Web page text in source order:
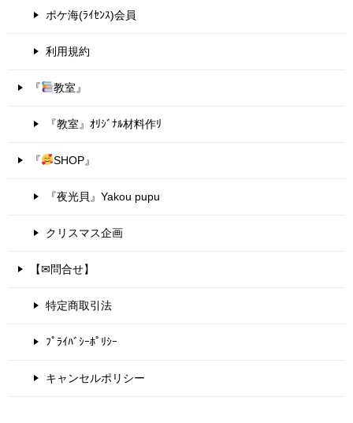
ポケ海(ﾗｲｾﾝｽ)会員
利用規約
『 教室』
『教室』ｵﾘｼﾞﾅﾙ材料作ﾘ
『 SHOP』
『夜光貝』Yakou pupu
クリスマス企画
【✉問合せ】
特定商取引法
ﾌﾟﾗｲﾊﾞｼｰﾎﾟﾘｼｰ
キャンセルポリシー